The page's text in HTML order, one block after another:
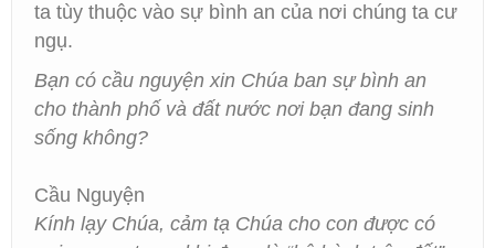
ta tùy thuộc vào sự bình an của nơi chúng ta cư
ngụ.
Bạn có cầu nguyện xin Chúa ban sự bình an
cho thành phố và đất nước nơi bạn đang sinh
sống không?
Cầu Nguyện
Kính lạy Chúa, cảm tạ Chúa cho con được có